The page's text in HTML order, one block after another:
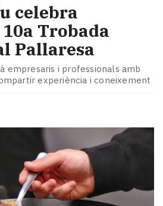
celebra
Trobada
Pallaresa
empresaris i professionals amb
experiència i coneixement